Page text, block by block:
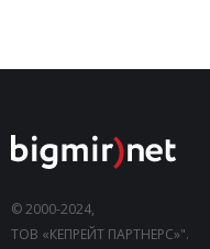
© 2000-2024,
ТОВ «КЕПРЕЙТ ПАРТНЕРС»".